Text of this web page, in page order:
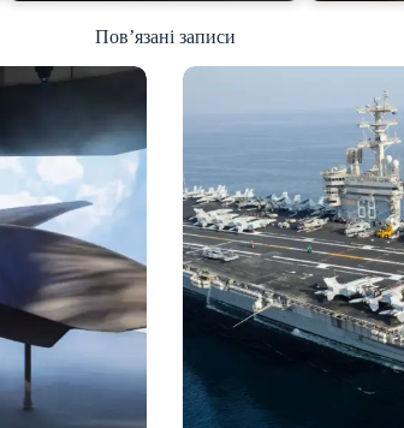
Пов’язані записи